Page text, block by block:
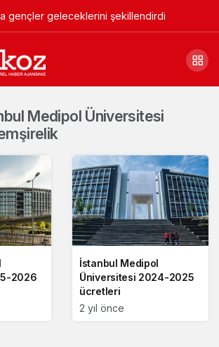
gençler geleceklerini şekillendirdi
Medipol Üniversitesi
2026
İstanbul Medipol
Üniversitesi 2024-2025
ücretleri
2 yıl önce